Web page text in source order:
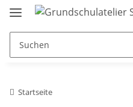
Startseite